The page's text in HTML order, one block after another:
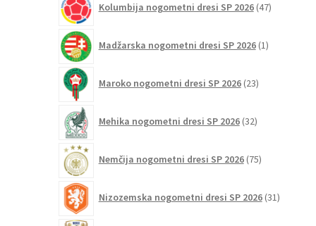
Kolumbija nogometni dresi SP 2026 47izdelkov
Madžarska nogometni dresi SP 2026 1izdelek
Maroko nogometni dresi SP 2026 23izdelkov
Mehika nogometni dresi SP 2026 32izdelkov
Nemčija nogometni dresi SP 2026 75izdelkov
Nizozemska nogometni dresi SP 2026 31izdelkov